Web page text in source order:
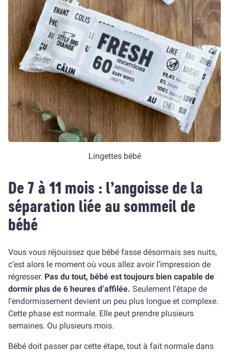
Lingettes bébé
De 7 à 11 mois : l’angoisse de la
séparation liée au sommeil de
bébé
Vous vous réjouissez que bébé fasse désormais ses nuits,
c’est alors le moment où vous allez avoir l’impression de
régresser. Pas du tout, bébé est toujours bien capable de
dormir plus de 6 heures d’affilée. Seulement l’étape de
l’endormissement devient un peu plus longue et complexe.
Cette phase est normale. Elle peut prendre plusieurs
semaines. Ou plusieurs mois.
Bébé doit passer par cette étape, tout à fait normale dans